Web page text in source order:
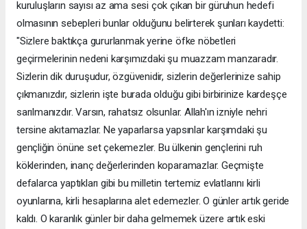
kuruluşların sayısı az ama sesi çok çıkan bir güruhun hedefi
olmasının sebepleri bunlar olduğunu belirterek şunları kaydetti:
"Sizlere baktıkça gururlanmak yerine öfke nöbetleri
geçirmelerinin nedeni karşımızdaki şu muazzam manzaradır.
Sizlerin dik duruşudur, özgüvenidir, sizlerin değerlerinize sahip
çıkmanızdır, sizlerin işte burada olduğu gibi birbirinize kardeşçe
sarılmanızdır. Varsın, rahatsız olsunlar. Allah'ın izniyle nehri
tersine akıtamazlar. Ne yaparlarsa yapsınlar karşımdaki şu
gençliğin önüne set çekemezler. Bu ülkenin gençlerini ruh
köklerinden, inanç değerlerinden koparamazlar. Geçmişte
defalarca yaptıkları gibi bu milletin tertemiz evlatlarını kirli
oyunlarına, kirli hesaplarına alet edemezler. O günler artık geride
kaldı. O karanlık günler bir daha gelmemek üzere artık eski